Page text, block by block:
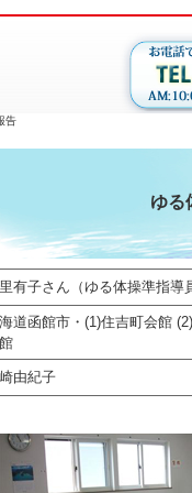
告
ゆる
有子さん（ゆる体操準指導
道函館市・(1)住吉町会館
由紀子